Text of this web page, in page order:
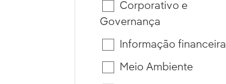
Corporativo e
Governança
Informação financeira
Meio Ambiente